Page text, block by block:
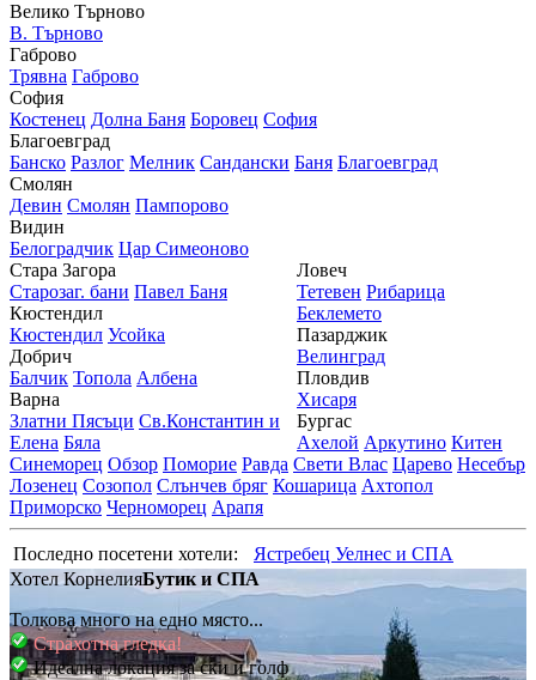
Велико Търново
В. Търново
Габрово
Трявна Габрово
София
Костенец Долна Баня Боровец София
Благоевград
Банско Разлог Мелник Сандански Баня Благоевград
Смолян
Девин Смолян Пампорово
Видин
Белоградчик Цар Симеоново
Стара Загора
Старозаг. бани Павел Баня
Кюстендил
Кюстендил Усойка
Добрич
Балчик Топола Албена
Варна
Златни Пясъци Св.Константин и
Елена Бяла
Ловеч
Тетевен Рибарица
Беклемето
Пазарджик
Велинград
Пловдив
Хисаря
Бургас
Ахелой Аркутино Китен
Синеморец Обзор Поморие Равда Свети Влас Царево Несебър
Лозенец Созопол Слънчев бряг Кошарица Ахтопол
Приморско Черноморец Арапя
Последно посетени хотели:
Ястребец Уелнес и СПА
Хотел КорнелияБутик и СПА
Толкова много на едно място...
Страхотна гледка!
Идеална локация за ски и голф